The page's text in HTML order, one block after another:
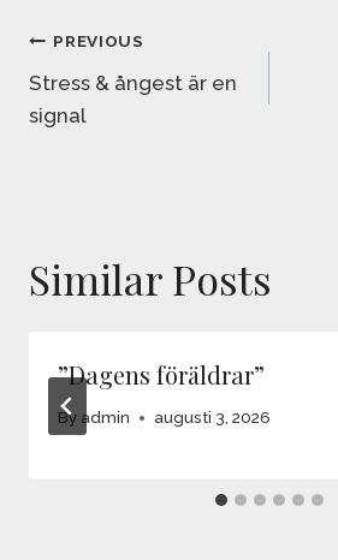
Inläggsnavigering
PREVIOUS
Stress & ångest är en
signal
Similar Posts
”Dagens föräldrar”
By admin augusti 3, 2026